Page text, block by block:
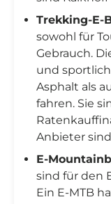
Trekking-E-
sowohl für
Gebrauch.
und
Asphalt als
fahren. Sie
Anbieter
E-
sind für den
Ein E-MTB